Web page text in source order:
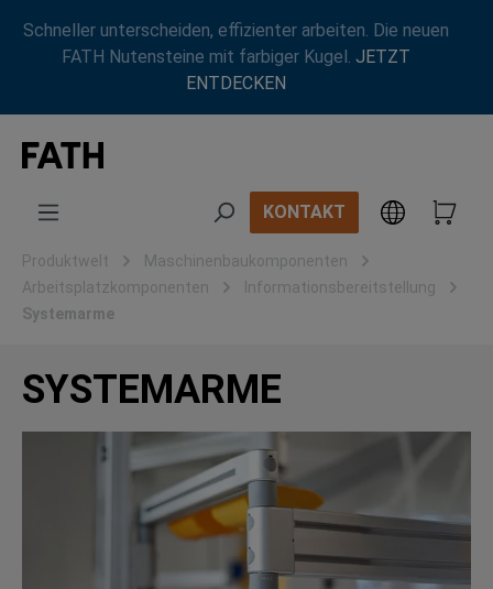
Zum Hauptinhalt springen
Schneller unterscheiden, effizienter arbeiten. Die neuen
FATH Nutensteine mit farbiger Kugel. JETZT
ENTDECKEN
KONTAKT
Produktwelt
Maschinenbaukomponenten
Arbeitsplatzkomponenten
Informationsbereitstellung
Systemarme
SYSTEMARME